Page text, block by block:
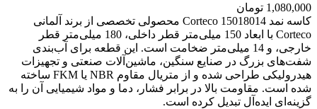
1,080,000 تومان
کاسه نمد Corteco 15018014 محصولی تخصصی از برند آلمانی
Corteco با ابعاد 150 میلی‌متر قطر داخلی، 180 میلی‌متر قطر
خارجی، و 14 میلی‌متر ضخامت است. این قطعه برای آب‌بندی
شفت‌های بزرگ در صنایع سنگین، ماشین‌آلات صنعتی و تجهیزات
هیدرولیکی طراحی شده و از متریال مقاوم NBR یا FKM ساخته
شده است. مقاومت بالا در برابر فشار، دما و مواد شیمیایی آن را به
گزینه‌ای ایده‌آل تبدیل کرده است.